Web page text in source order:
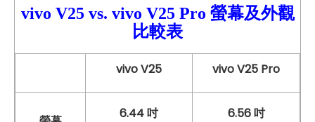
vivo V25vs. vivo V25 Pro 螢幕及外觀
比較表
vivo V25 vivo V25 Pro
6.44 吋 6.56 吋